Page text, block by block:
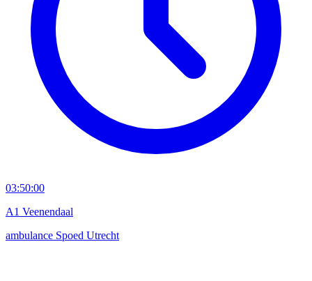
03:50:00
A1 Veenendaal
ambulance Spoed Utrecht